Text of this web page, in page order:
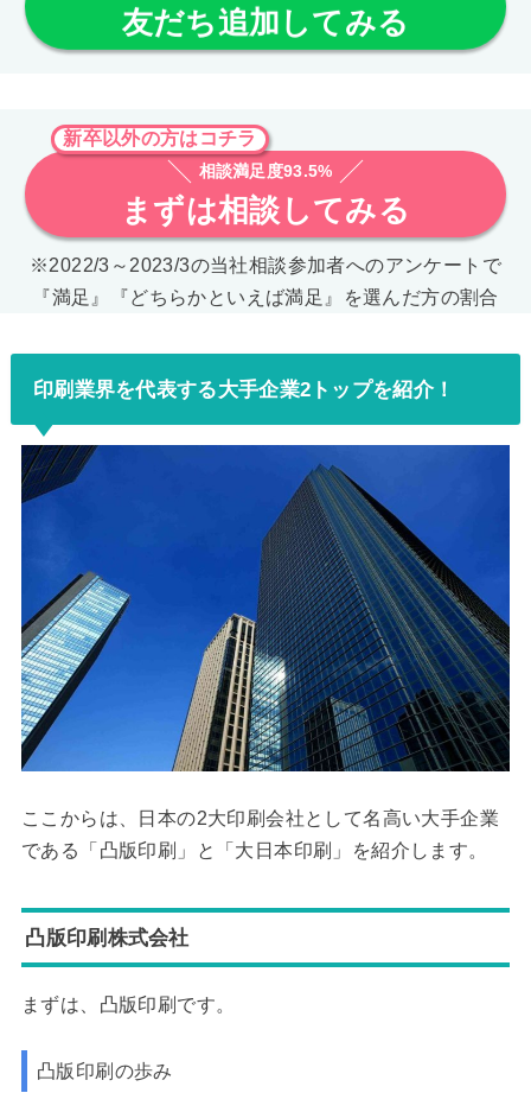
友だち追加してみる
新卒以外の方はコチラ
相談満足度93.5%
まずは相談してみる
※2022/3～2023/3の当社相談参加者へのアンケートで
『満足』『どちらかといえば満足』を選んだ方の割合
印刷業界を代表する大手企業2トップを紹介！
ここからは、日本の2大印刷会社として名高い大手企業
である「凸版印刷」と「大日本印刷」を紹介します。
凸版印刷株式会社
まずは、凸版印刷です。
凸版印刷の歩み